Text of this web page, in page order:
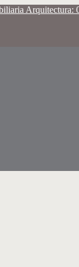
Arquitectura: